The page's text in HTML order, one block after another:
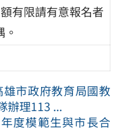
有限請有意報名者
雄市政府教育局國教
辦理113 ...
度模範生與市長合